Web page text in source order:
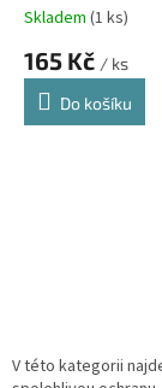
Transparent
Skladem (1 ks)
165 Kč / ks
Do košíku
V této kategorii